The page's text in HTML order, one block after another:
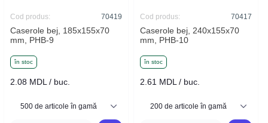
în stoc
Caserole bej, 185x155x70
mm, PHB-9
Cod produs: 70419
2.08 MDL / buc.
în stoc
Caserole bej, 240x155x70
mm, PHB-10
Cod produs: 70417
2.61 MDL / buc.